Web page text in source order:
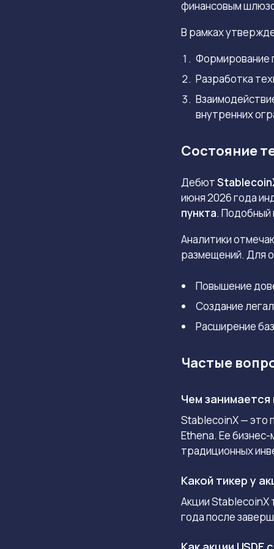
финансовым
В рамках
Формирование
Разработка
внутренних
Состояние
Дебют
июня 2026 года
пункта. Подобный
Аналитики
размещений. Для
Повышение
Создание
Расширение
Частые
Чем
StablecoinX — это
Ethena. Ее
традиционных
Какой тикер у
Акции StablecoinX
года после